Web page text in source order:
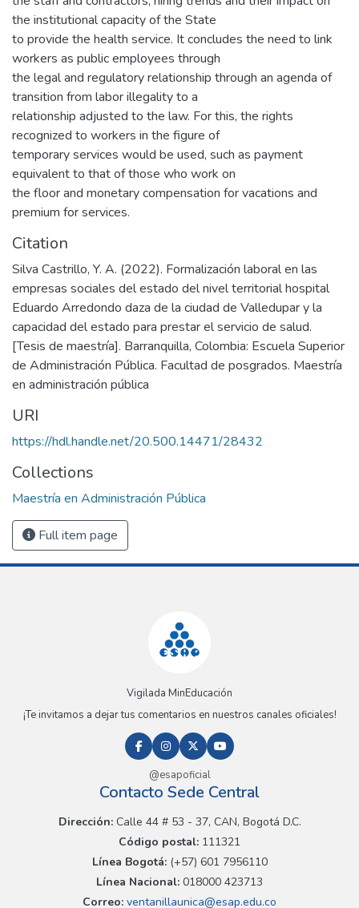
the institutional capacity of the State
to provide the health service. It concludes the need to link
workers as public employees through
the legal and regulatory relationship through an agenda of
transition from labor illegality to a
relationship adjusted to the law. For this, the rights
recognized to workers in the figure of
temporary services would be used, such as payment
equivalent to that of those who work on
the floor and monetary compensation for vacations and
premium for services.
Citation
Silva Castrillo, Y. A. (2022). Formalización laboral en las
empresas sociales del estado del nivel territorial hospital
Eduardo Arredondo daza de la ciudad de Valledupar y la
capacidad del estado para prestar el servicio de salud.
[Tesis de maestría]. Barranquilla, Colombia: Escuela Superior
de Administración Pública. Facultad de posgrados. Maestría
en administración pública
URI
https://hdl.handle.net/20.500.14471/28432
Collections
Maestría en Administración Pública
Full item page
Vigilada MinEducación
¡Te invitamos a dejar tus comentarios en nuestros canales oficiales!
@esapoficial
Contacto Sede Central
Dirección:Calle 44 # 53 - 37, CAN, Bogotá D.C.
Código postal: 111321
Línea Bogotá:(+57) 601 7956110
Línea Nacional: 018000 423713
Correo: ventanillaunica@esap.edu.co